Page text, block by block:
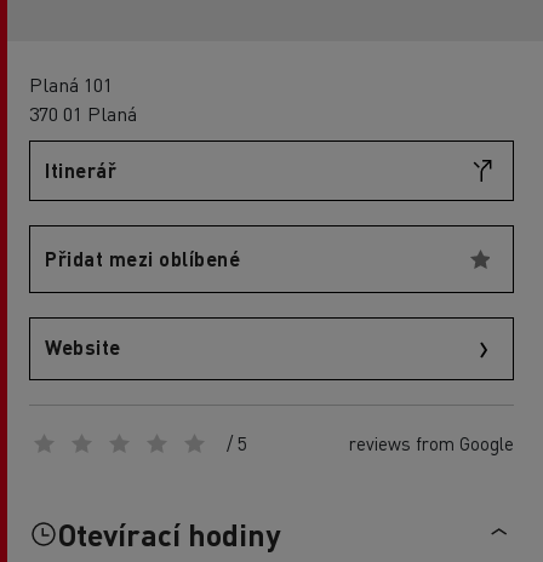
Planá 101
370 01 Planá
Itinerář
Přidat mezi oblíbené
Website
/ 5 reviews from Google
Otevírací hodiny